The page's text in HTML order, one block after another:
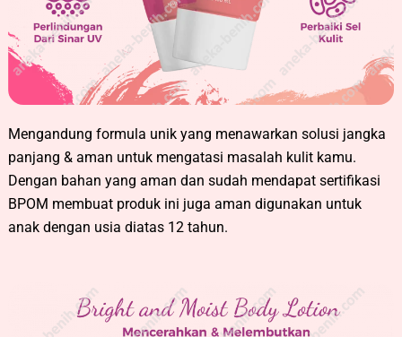
Mengandung formula unik yang menawarkan solusi jangka
panjang & aman untuk mengatasi masalah kulit kamu.
Dengan bahan yang aman dan sudah mendapat sertifikasi
BPOM membuat produk ini juga aman digunakan untuk
anak dengan usia diatas 12 tahun.